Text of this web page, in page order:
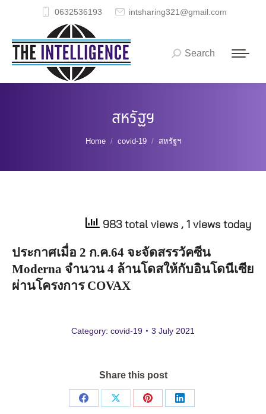
0632536193 intsharing321@gmail.com
Search:
Search
สหรัฐฯ
You are here:
Home covid-19 สหรัฐฯ
983 total views , 1 views today
ประกาศเมื่อ 2 ก.ค.64 จะจัดสรรวัคซีน
Moderna จำนวน 4 ล้านโดสให้กับอินโดนีเซีย
ผ่านโครงการCOVAX
Category: covid-19 3 July 2021
Share this post
Share
Share
Share
Share